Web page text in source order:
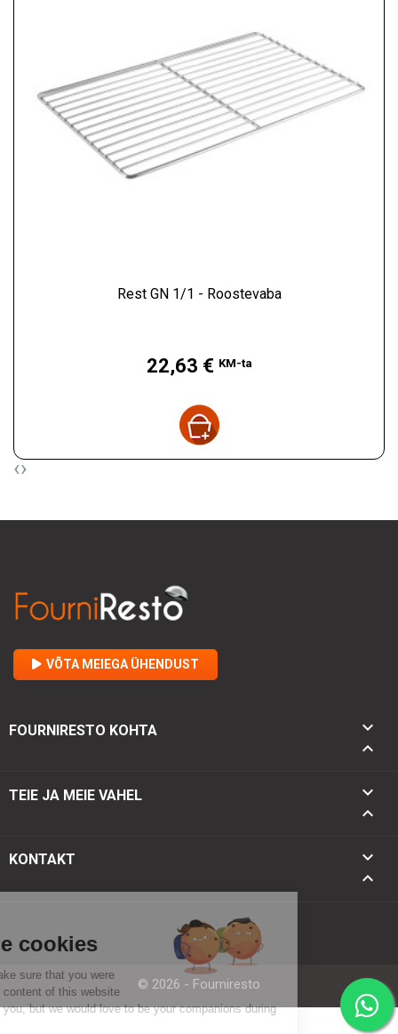
Rest GN 1/1 - Roostevaba
22,63 € KM-ta
‹›
VÕTA MEIEGA ÜHENDUST
FOURNIRESTO KOHTA


TEIE JA MEIE VAHEL


KONTAKT
keyboard_arrow_down
keyboard_arrow_up
© 2026 - Fourniresto